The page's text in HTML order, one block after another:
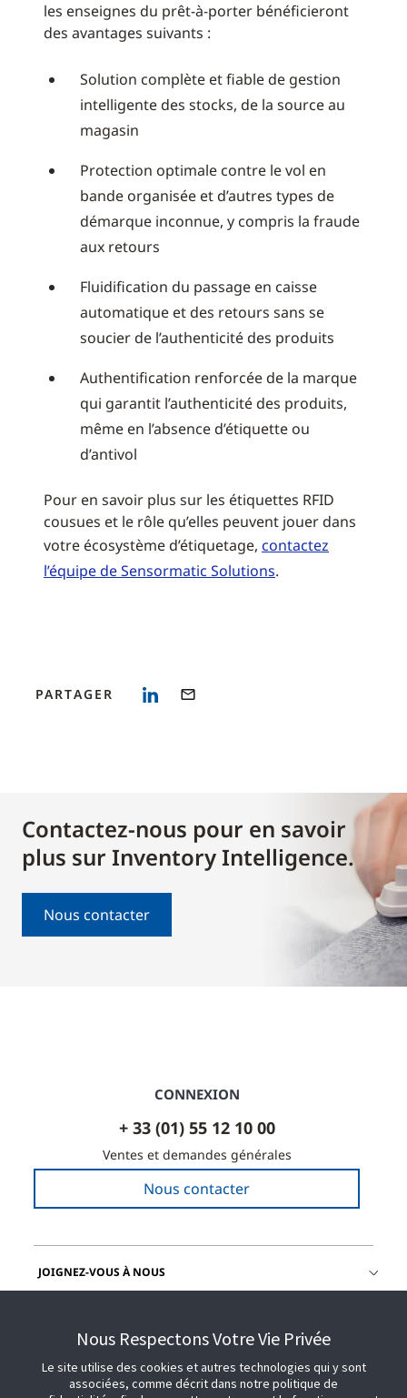
les enseignes du prêt-à-porter bénéficieront
des avantages suivants :
Solution complète et fiable de gestion
intelligente des stocks, de la source au
magasin
Protection optimale contre le vol en
bande organisée et d’autres types de
démarque inconnue, y compris la fraude
aux retours
Fluidification du passage en caisse
automatique et des retours sans se
soucier de l’authenticité des produits
Authentification renforcée de la marque
qui garantit l’authenticité des produits,
même en l’absence d’étiquette ou
d’antivol
Pour en savoir plus sur les étiquettes RFID
cousues et le rôle qu’elles peuvent jouer dans
votre écosystème d’étiquetage, contactez
l’équipe de Sensormatic Solutions.
PARTAGER
Contactez-nous pour en savoir
plus sur Inventory Intelligence.
Nous contacter
CONNEXION
+ 33 (01) 55 12 10 00
Ventes et demandes générales
Nous contacter
JOIGNEZ-VOUS À NOUS
Nous Respectons Votre Vie Privée
Le site utilise des cookies et autres technologies qui y sont
associées, comme décrit dans notre politique de